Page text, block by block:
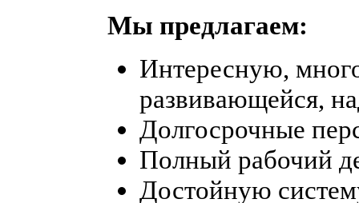
Мы предлагаем:
Интересную,
развивающейся,
Долгосрочные
Полный рабочий
Достойную